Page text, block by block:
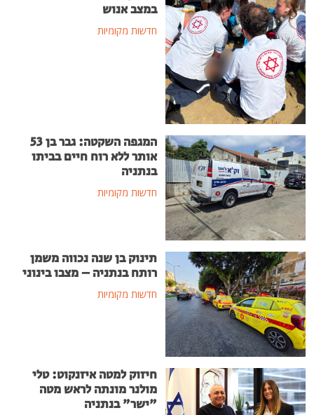
במצב אנוש
חדשות מקומיות
המגפה השקטה: גבר בן 53
אותר ללא רוח חיים בביתו
בנתניה
חדשות מקומיות
תינוק בן שנה נכווה משמן
רותח בנתניה – מצבו בינוני
חדשות מקומיות
חיזוק למטה איזנקוט: טלי
מולנר מונתה לראש מטה
"ישר" בנתניה